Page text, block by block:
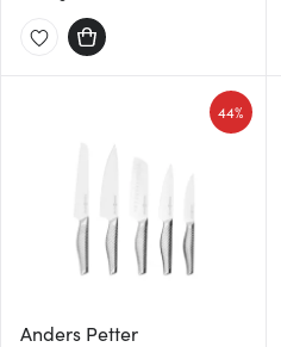
Anders Petter
44%